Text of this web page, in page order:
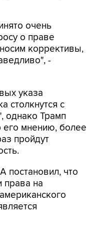
очень
о праве
коррективы,
-
указа
столкнутся с
однако Трамп
его мнению, более
пройдут
что
права на